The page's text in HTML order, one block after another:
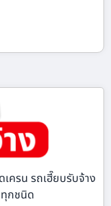
เครน รถเฮี๊ยบรับจ้าง
กชนิด